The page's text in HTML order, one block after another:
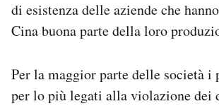
di esistenza delle aziende che
Cina buona parte della loro
Per la maggior parte delle società i
per lo più legati alla violazione